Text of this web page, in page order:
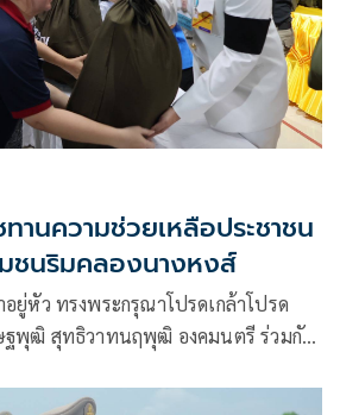
านความช่วยเหลือประชาชน
ชนริมคลองนางหงส์
ยู่หัว ทรงพระกรุณาโปรดเกล้าโปรด
ฐพุฒิ สุทธิวาทนฤพุฒิ องคมนตรี ร่วมกับ